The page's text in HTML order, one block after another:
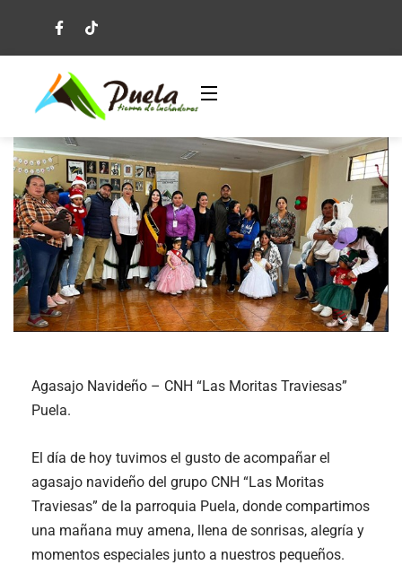
Agasajo Navideño – CNH “Las Moritas Traviesas”
Puela.
El día de hoy tuvimos el gusto de acompañar el
agasajo navideño del grupo CNH “Las Moritas
Traviesas” de la parroquia Puela, donde compartimos
una mañana muy amena, llena de sonrisas, alegría y
momentos especiales junto a nuestros pequeños.